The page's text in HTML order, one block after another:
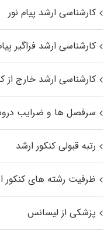
کارشناسی ارشد پیام نور
کارشناسی ارشد فراگیر
کارشناسی ارشد خارج از
سرفصل ها و ضرایب
رتبه قبولی کنکور ارشد
ظرفیت رشته های کنکور
پزشکی از لیسانس